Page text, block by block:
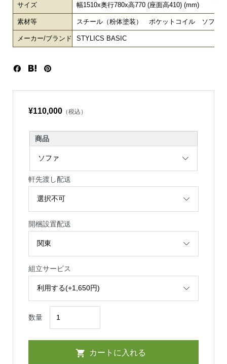
サイズ 幅1510x奥行780x高770 (座面高410) (mm)
素材等 スチール（粉体塗装） ポケットコイル ソフト
メーカー/ブランド STYLICS BASIC
¥110,000（税込）
商品
軒先渡し配送
開梱設置配送
組立サービス
数量